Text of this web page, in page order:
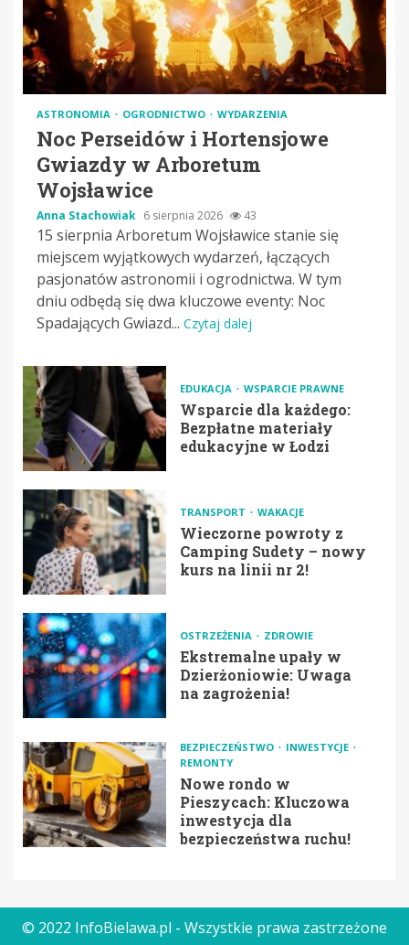
ASTRONOMIA OGRODNICTWO WYDARZENIA
Noc Perseidów i Hortensjowe
Gwiazdy w Arboretum
Wojsławice
Anna Stachowiak 6 sierpnia 2026 43
15 sierpnia Arboretum Wojsławice stanie się
miejscem wyjątkowych wydarzeń, łączących
pasjonatów astronomii i ogrodnictwa. W tym
dniu odbędą się dwa kluczowe eventy: Noc
Spadających Gwiazd... Czytaj dalej
EDUKACJA WSPARCIE PRAWNE
Wsparcie dla każdego:
Bezpłatne materiały
edukacyjne w Łodzi
TRANSPORT WAKACJE
Wieczorne powroty z
Camping Sudety – nowy
kurs na linii nr 2!
OSTRZEŻENIA ZDROWIE
Ekstremalne upały w
Dzierżoniowie: Uwaga
na zagrożenia!
BEZPIECZEŃSTWO
INWESTYCJE
REMONTY
Nowe rondo w
Pieszycach: Kluczowa
inwestycja dla
bezpieczeństwa ruchu!
© 2022 InfoBielawa.pl - Wszystkie prawa zastrzeżone